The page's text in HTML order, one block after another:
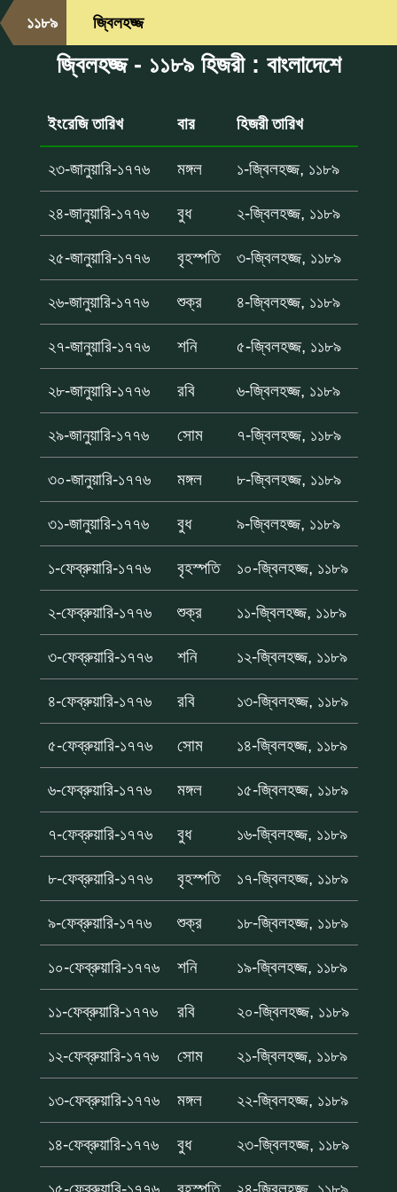
১১৮৯ জ্বিলহজ্জ
জ্বিলহজ্জ - ১১৮৯ হিজরী : বাংলাদেশে
ইংরেজি তারিখ বার হিজরী তারিখ
২৩-জানুয়ারি-১৭৭৬ মঙ্গল ১-জ্বিলহজ্জ, ১১৮৯
২৪-জানুয়ারি-১৭৭৬ বুধ ২-জ্বিলহজ্জ, ১১৮৯
২৫-জানুয়ারি-১৭৭৬ বৃহস্পতি ৩-জ্বিলহজ্জ, ১১৮৯
২৬-জানুয়ারি-১৭৭৬ শুক্র ৪-জ্বিলহজ্জ, ১১৮৯
২৭-জানুয়ারি-১৭৭৬ শনি ৫-জ্বিলহজ্জ, ১১৮৯
২৮-জানুয়ারি-১৭৭৬ রবি ৬-জ্বিলহজ্জ, ১১৮৯
২৯-জানুয়ারি-১৭৭৬ সোম ৭-জ্বিলহজ্জ, ১১৮৯
৩০-জানুয়ারি-১৭৭৬ মঙ্গল ৮-জ্বিলহজ্জ, ১১৮৯
৩১-জানুয়ারি-১৭৭৬ বুধ ৯-জ্বিলহজ্জ, ১১৮৯
১-ফেব্রুয়ারি-১৭৭৬ বৃহস্পতি ১০-জ্বিলহজ্জ, ১১৮৯
২-ফেব্রুয়ারি-১৭৭৬ শুক্র ১১-জ্বিলহজ্জ, ১১৮৯
৩-ফেব্রুয়ারি-১৭৭৬ শনি ১২-জ্বিলহজ্জ, ১১৮৯
৪-ফেব্রুয়ারি-১৭৭৬ রবি ১৩-জ্বিলহজ্জ, ১১৮৯
৫-ফেব্রুয়ারি-১৭৭৬ সোম ১৪-জ্বিলহজ্জ, ১১৮৯
৬-ফেব্রুয়ারি-১৭৭৬ মঙ্গল ১৫-জ্বিলহজ্জ, ১১৮৯
৭-ফেব্রুয়ারি-১৭৭৬ বুধ ১৬-জ্বিলহজ্জ, ১১৮৯
৮-ফেব্রুয়ারি-১৭৭৬ বৃহস্পতি ১৭-জ্বিলহজ্জ, ১১৮৯
৯-ফেব্রুয়ারি-১৭৭৬ শুক্র ১৮-জ্বিলহজ্জ, ১১৮৯
১০-ফেব্রুয়ারি-১৭৭৬ শনি ১৯-জ্বিলহজ্জ, ১১৮৯
১১-ফেব্রুয়ারি-১৭৭৬ রবি ২০-জ্বিলহজ্জ, ১১৮৯
১২-ফেব্রুয়ারি-১৭৭৬ সোম ২১-জ্বিলহজ্জ, ১১৮৯
১৩-ফেব্রুয়ারি-১৭৭৬ মঙ্গল ২২-জ্বিলহজ্জ, ১১৮৯
১৪-ফেব্রুয়ারি-১৭৭৬ বুধ ২৩-জ্বিলহজ্জ, ১১৮৯